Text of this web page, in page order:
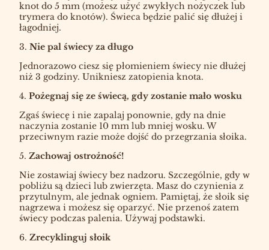
knot do 5 mm (możesz użyć zwykłych nożyczek lub
trymera do knotów). Świeca będzie palić się dłużej i
łagodniej.
3. Nie pal świecy za długo
Jednorazowo ciesz się płomieniem świecy nie dłużej
niż 3 godziny. Unikniesz zatopienia knota.
4. Pożegnaj się ze świecą, gdy zostanie mało wosku
Zgaś świecę i nie zapalaj ponownie, gdy na dnie
naczynia zostanie 10 mm lub mniej wosku. W
przeciwnym razie może dojść do przegrzania słoika.
5. Zachowaj ostrożność!
Nie zostawiaj świecy bez nadzoru. Szczególnie, gdy w
pobliżu są dzieci lub zwierzęta. Masz do czynienia z
przytulnym, ale jednak ogniem. Pamiętaj, że słoik się
nagrzewa i możesz się oparzyć. Nie przenoś zatem
świecy podczas palenia. Używaj podstawki.
6. Zrecyklinguj słoik